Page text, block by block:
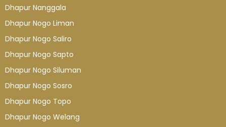
Dhapur Nanggala
Dhapur Nogo Liman
Dhapur Nogo Saliro
Dhapur Nogo Sapto
Dhapur Nogo Siluman
Dhapur Nogo Sosro
Dhapur Nogo Topo
Dhapur Nogo Welang